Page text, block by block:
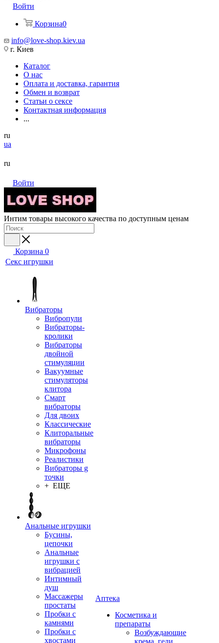
Войти
Корзина0
info@love-shop.kiev.ua
г. Киев
Каталог
О нас
Оплата и доставка, гарантия
Обмен и возврат
Статьи о сексе
Контактная информация
...
ru
ua
ru
Войти
Интим товары высокого качества по доступным ценам
Корзина 0
Секс игрушки
Вибраторы
Вибропули
Вибраторы-
кролики
Вибраторы
двойной
стимуляции
Вакуумные
стимуляторы
клитора
Смарт
вибраторы
Для двоих
Классические
Клиторальные
вибраторы
Микрофоны
Реалистики
Вибраторы g
точки
+ ЕЩЕ
Анальные игрушки
Бусины,
цепочки
Анальные
игрушки с
вибрацией
Интимный
душ
Массажеры
простаты
Пробки с
камнями
Пробки с
хвостами
Аптека
Косметика и
препараты
Возбуждающие
крема, гели